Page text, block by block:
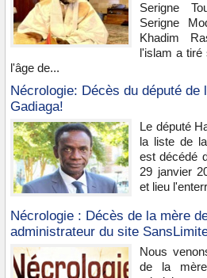
Serigne
Serigne
Khadim
l'islam a tiré
l'âge de...
Nécrologie: Décès du député de
Gadiaga!
Le député
la liste de
est décédé
29 janvier
et lieu
Nécrologie : Décès de la mère
administrateur du site
Nous
de la